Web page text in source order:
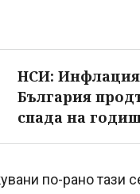
НСИ:
България
спада на
по-рано тази